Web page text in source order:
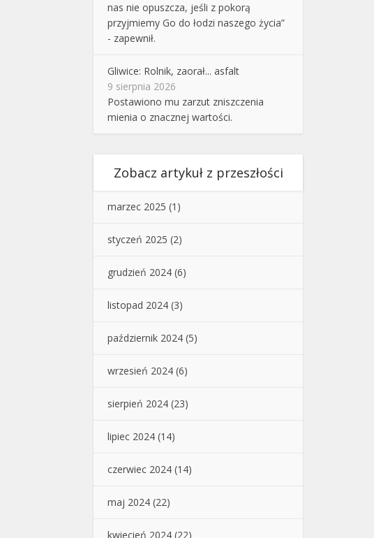
nas nie opuszcza, jeśli z pokorą
przyjmiemy Go do łodzi naszego życia”
- zapewnił.
Gliwice: Rolnik, zaorał... asfalt
9 sierpnia 2026
Postawiono mu zarzut zniszczenia
mienia o znacznej wartości.
Zobacz artykuł z przeszłości
marzec 2025 (1)
styczeń 2025 (2)
grudzień 2024 (6)
listopad 2024 (3)
październik 2024 (5)
wrzesień 2024 (6)
sierpień 2024 (23)
lipiec 2024 (14)
czerwiec 2024 (14)
maj 2024 (22)
kwiecień 2024 (22)